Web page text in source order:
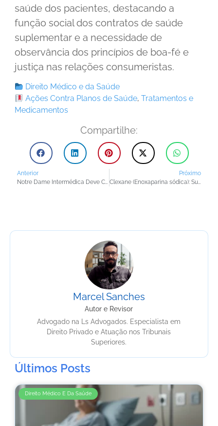
saúde dos pacientes, destacando a
função social dos contratos de saúde
suplementar e a necessidade de
observância dos princípios de boa-fé e
justiça nas relações consumeristas.
Direito Médico e da Saúde
Ações Contra Planos de Saúde,Tratamentos e
Medicamentos
Compartilhe:
Anterior
Próximo
Clexane (Enoxaparina sódica): Sul América Deve Cobrir Medicamento
Marcel Sanches
Autor e Revisor
Advogado na Ls Advogados. Especialista em
Direito Privado e Atuação nos Tribunais
Superiores.
Últimos Posts
Direito Médico E Da Saúde